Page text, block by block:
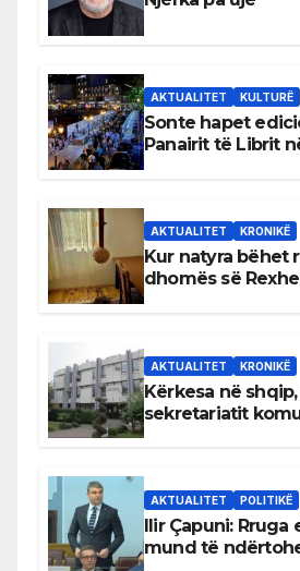
AKTUALITET KULTURË
Sonte hapet
Panairit të Librit
AKTUALITET KRONIKË
Kur natyra bëhet
dhomës së
AKTUALITET KRONIKË
Kërkesa në
sekretariatit
AKTUALITET POLITIKË
Ilir Çapuni: Rruga
mund të